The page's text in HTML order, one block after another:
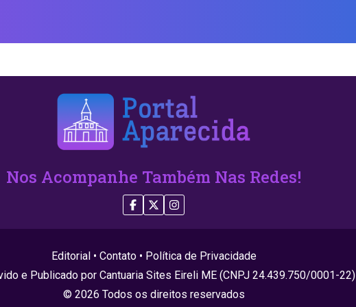
Nos Acompanhe Também Nas Redes!
Editorial• Contato• Política de Privacidade
e Publicado por Cantuaria Sites Eireli ME (CNPJ 24.439.750/0001-22)
© 2026 Todos os direitos reservados